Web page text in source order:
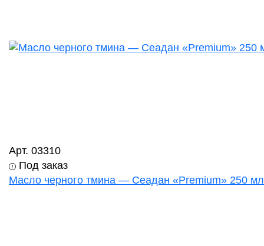
Арт. 03310
Под заказ
Масло черного тмина — Сеадан «Premium» 250 мл